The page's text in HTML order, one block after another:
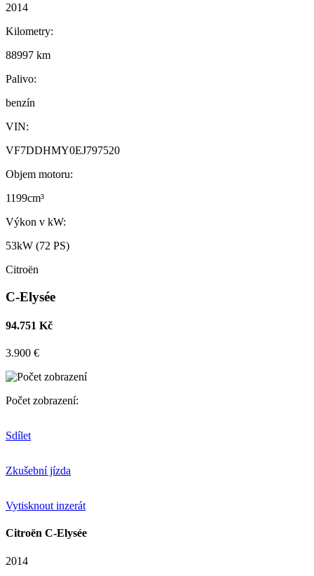
2014
Kilometry:
88997 km
Palivo:
benzín
VIN:
VF7DDHMY0EJ797520
Objem motoru:
1199cm³
Výkon v kW:
53kW (72 PS)
Citroën
C-Elysée
94.751 Kč
3.900 €
Počet zobrazení:
Sdílet
Zkušební jízda
Vytisknout inzerát
Citroën C-Elysée
2014